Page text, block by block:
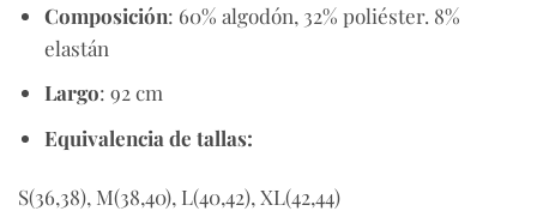
Composición: 60% algodón, 32% poliéster. 8%
elastán
Largo: 92 cm
Equivalencia de tallas:
S(36,38), M(38,40), L(40,42), XL(42,44)